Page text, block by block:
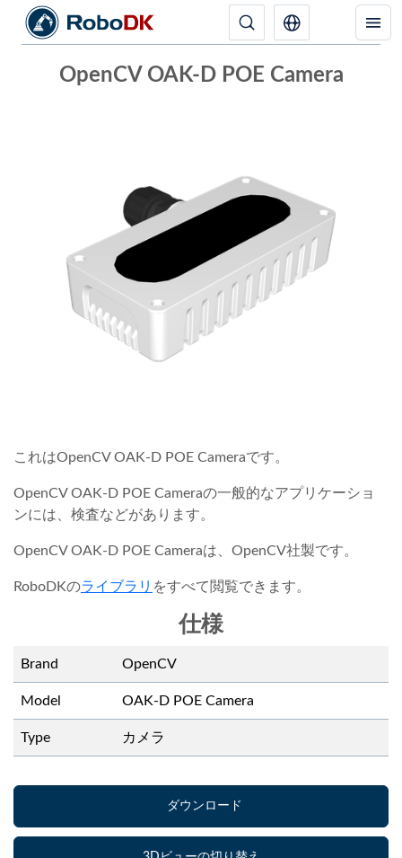
OpenCV OAK-D POE Camera
これはOpenCV OAK-D POE Cameraです。
OpenCV OAK-D POE Cameraの一般的なアプリケーショ
ンには、検査などがあります。
OpenCV OAK-D POE Cameraは、OpenCV社製です。
RoboDKのライブラリ をすべて閲覧できます。
仕様
Brand OpenCV
Model OAK-D POE Camera
Type カメラ
ダウンロード